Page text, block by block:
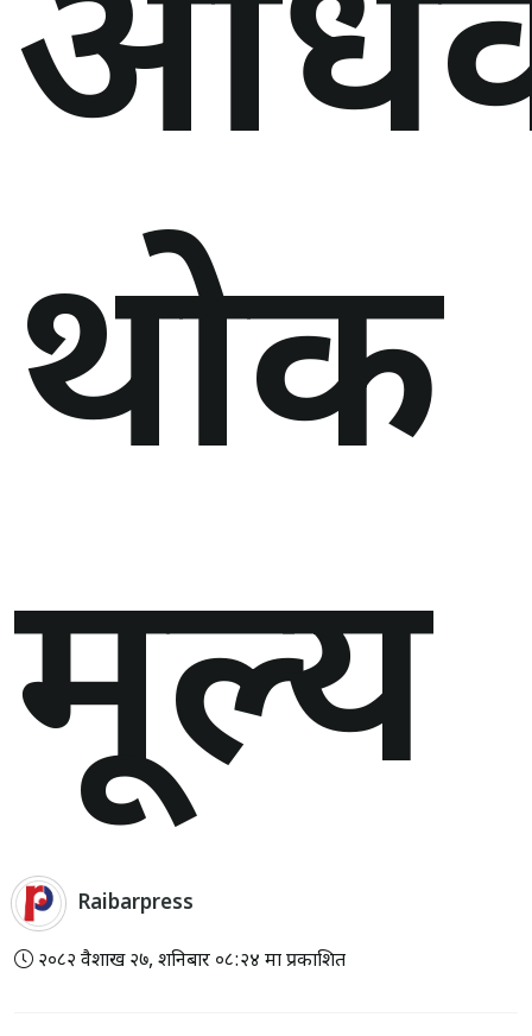
थोक
मूल्य
Raibarpress
२०८२ वैशाख २७, शनिबार ०८:२४ मा प्रकाशित